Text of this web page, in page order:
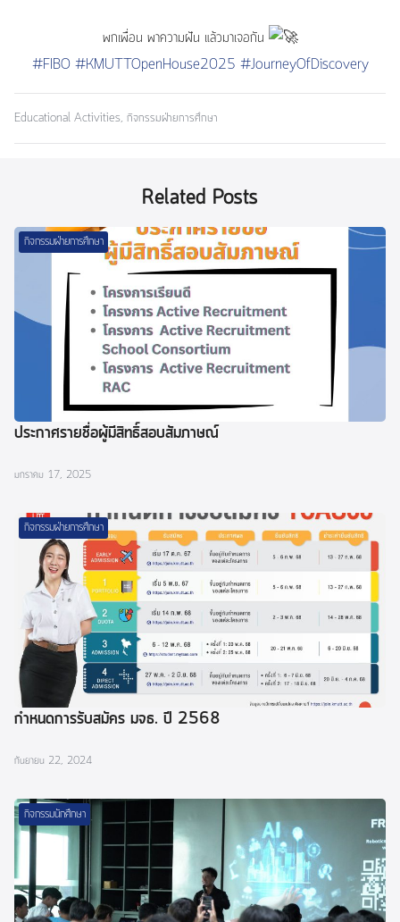
พกเพื่อน พาความฝัน แล้วมาเจอกัน
#FIBO #KMUTTOpenHouse2025 #JourneyOfDiscovery
Educational Activities, กิจกรรมฝ่ายการศึกษา
Related Posts
กิจกรรมฝ่ายการศึกษา
ประกาศรายชื่อผู้มีสิทธิ์สอบสัมภาษณ์
มกราคม 17, 2025
กิจกรรมฝ่ายการศึกษา
กำหนดการรับสมัคร มจธ. ปี 2568
กันยายน 22, 2024
กิจกรรมนักศึกษา